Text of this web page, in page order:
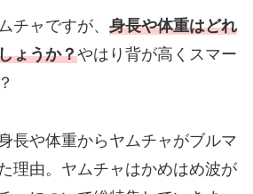
チャですが、 身長や体重はどれ
ょうか？やはり背が高くスマー
長や体重からヤムチャがブルマ
理由。ヤムチャはかめはめ波が